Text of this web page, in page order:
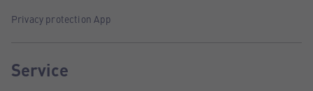
Privacy protection App
Service